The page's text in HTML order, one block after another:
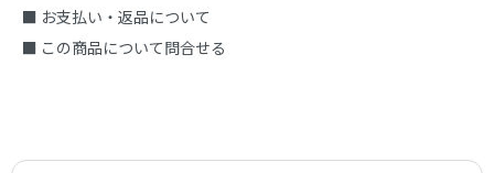
■ お支払い・返品について
■ この商品について問合せる